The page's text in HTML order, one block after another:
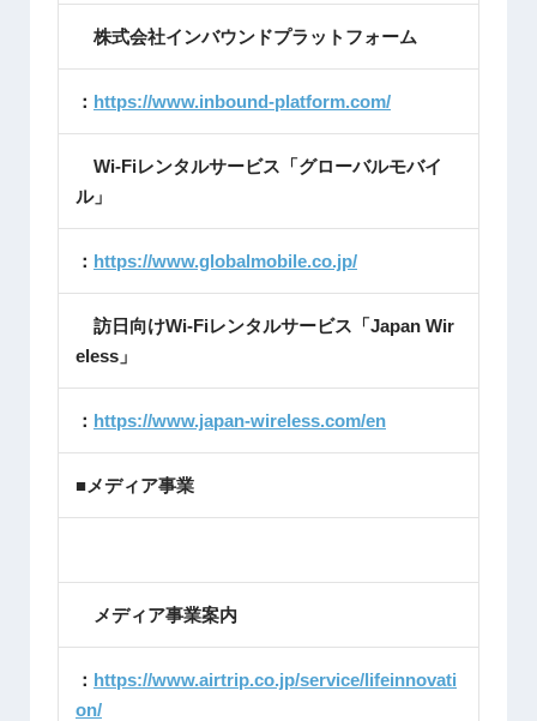
株式会社インバウンドプラットフォーム
： https://www.inbound-platform.com/
Wi-Fiレンタルサービス「グローバルモバイ
ル」
： https://www.globalmobile.co.jp/
訪日向けWi-Fiレンタルサービス「Japan Wir
eless」
： https://www.japan-wireless.com/en
■メディア事業
メディア事業案内
： https://www.airtrip.co.jp/service/lifeinnovati
on/